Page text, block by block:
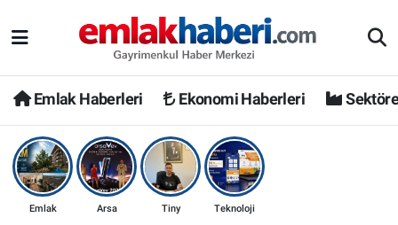
Emlak Haberleri Ekonomi Haberleri
Emlak Arsa Tiny Teknoloji